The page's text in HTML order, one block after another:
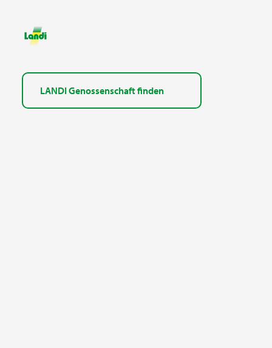
LANDI Genossenschaft finden